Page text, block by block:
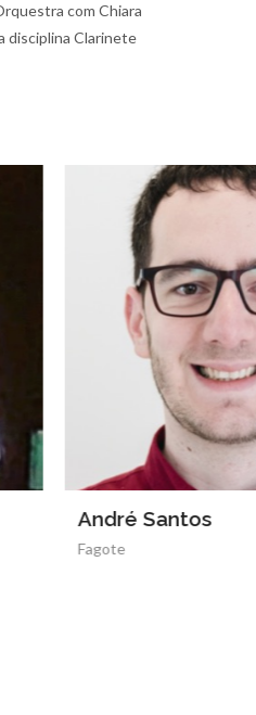
com Chiara
disciplina Clarinete